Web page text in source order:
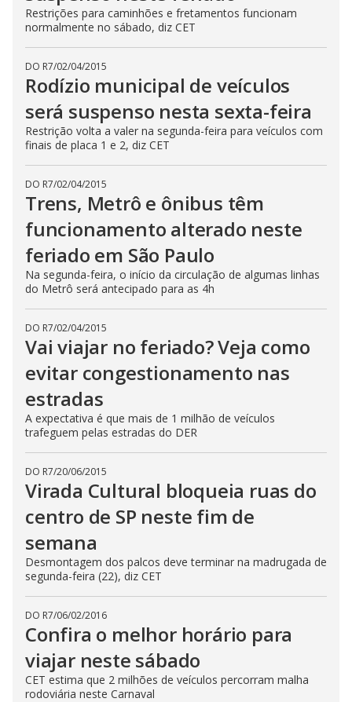
Restrições para caminhões e fretamentos funcionam
normalmente no sábado, diz CET
DO R7/02/04/2015
Rodízio municipal de veículos
será suspenso nesta sexta-feira
Restrição volta a valer na segunda-feira para veículos com
finais de placa 1 e 2, diz CET
DO R7/02/04/2015
Trens, Metrô e ônibus têm
funcionamento alterado neste
feriado em São Paulo
Na segunda-feira, o início da circulação de algumas linhas
do Metrô será antecipado para as 4h
DO R7/02/04/2015
Vai viajar no feriado? Veja como
evitar congestionamento nas
estradas
A expectativa é que mais de 1 milhão de veículos
trafeguem pelas estradas do DER
DO R7/20/06/2015
Virada Cultural bloqueia ruas do
centro de SP neste fim de
semana
Desmontagem dos palcos deve terminar na madrugada de
segunda-feira (22), diz CET
DO R7/06/02/2016
Confira o melhor horário para
viajar neste sábado
CET estima que 2 milhões de veículos percorram malha
rodoviária neste Carnaval